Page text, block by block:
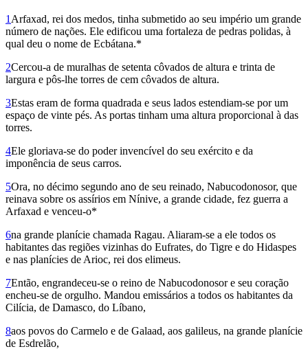
1 Arfaxad, rei dos medos, tinha submetido ao seu império um grande
número de nações. Ele edificou uma fortaleza de pedras polidas, à
qual deu o nome de Ecbá­tana.*
2Cercou-a de muralhas de setenta côvados de altura e trinta de
largura e pôs-lhe torres de cem côvados de altura.
3Estas eram de forma quadrada e seus lados estendiam-se por um
espaço de vinte pés. As portas tinham uma altura proporcional à das
torres.
4Ele gloriava-se do poder invencível do seu exército e da
imponência de seus carros.
5Ora, no décimo segundo ano de seu reinado, Nabucodonosor, que
reinava sobre os assírios em Nínive, a grande cidade, fez guerra a
Arfaxad e venceu-o*
6na grande planície chamada Ragau. Aliaram-se a ele todos os
habitantes das regiões vizinhas do Eufrates, do Tigre e do Hidaspes
e nas planícies de Arioc, rei dos elimeus.
7Então, engrandeceu-se o reino de Nabu­co­donosor e seu coração
encheu-se de orgulho. Mandou emissários a todos os habitantes da
Cilícia, de Damasco, do Líbano,
8aos povos do Carmelo e de Galaad, aos gali­leus, na grande planície
de Esdre­lão,